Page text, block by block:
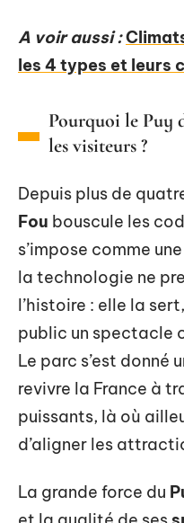
A voir aussi :
les 4 types et leurs
Pourquoi le Puy
les visiteurs ?
Depuis plus de
Fou bouscule les
s’impose comme
la technologie ne
l’histoire : elle la
public un spectacle
Le parc s’est donné
revivre la France à
puissants, là où
d’aligner les
La grande force du